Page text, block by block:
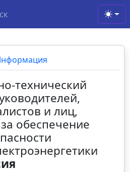
технический
и лиц,
обеспечение